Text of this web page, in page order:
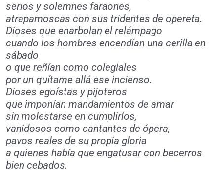
serios y solemnes faraones,
atrapamoscas con sus tridentes de opereta.
Dioses que enarbolan el relámpago
cuando los hombres encendían una cerilla en
sábado
o que reñían como colegiales
por un quítame allá ese incienso.
Dioses egoístas y pijoteros
que imponían mandamientos de amar
sin molestarse en cumplirlos,
vanidosos como cantantes de ópera,
pavos reales de su propia gloria
a quienes había que engatusar con becerros
bien cebados.